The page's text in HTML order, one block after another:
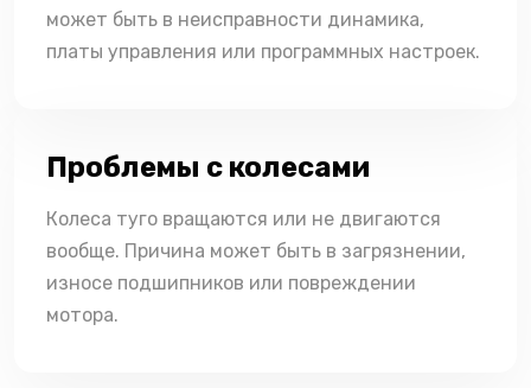
может быть в неисправности динамика,
платы управления или программных настроек.
Проблемы с колесами
Колеса туго вращаются или не двигаются
вообще. Причина может быть в загрязнении,
износе подшипников или повреждении
мотора.